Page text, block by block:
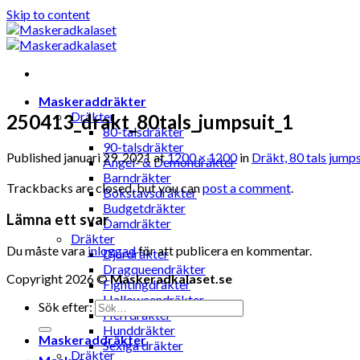
Skip to content
Maskeraddräkter
Dräkter
80-talsdräkter
90-talsdräkter
Ängel- & Demondräkter
Barndräkter
Bokstavsdräkter
Budgetdräkter
Damdräkter
Dräkter
Djurdräkter
Dragqueendräkter
Fightingdräkter
Halloweendräkter
Herrdräkter
Hunddräkter
Sexiga dräkter
250413_drakt_80tals_jumpsuit_1
Published januari 29, 2021at1200 × 1200in Dräkt, 80 tals
Trackbacks are closed, but you canpost a comment.
Lämna ett svar
Du måste vara inloggadför att publicera en kommentar.
Copyright 2026 ©Maskeradkalaset.se
Sök efter:
Maskeraddräkter
Dräkter